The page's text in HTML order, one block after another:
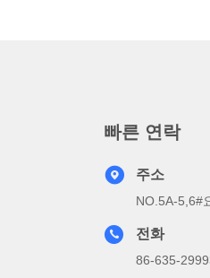
빠른 연락
주소
NO.5A-5,6#
전화
86-635-